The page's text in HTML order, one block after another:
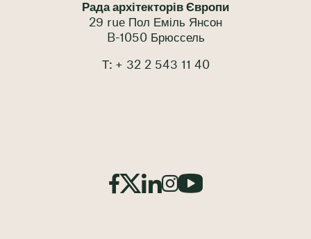
Рада архітекторів Європи
29 rue Пол Еміль Янсон
B-1050 Брюссель
Т: + 32 2 543 11 40